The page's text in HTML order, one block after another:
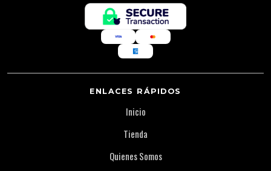
ENLACES RÁPIDOS
Inicio
Tienda
Quienes Somos